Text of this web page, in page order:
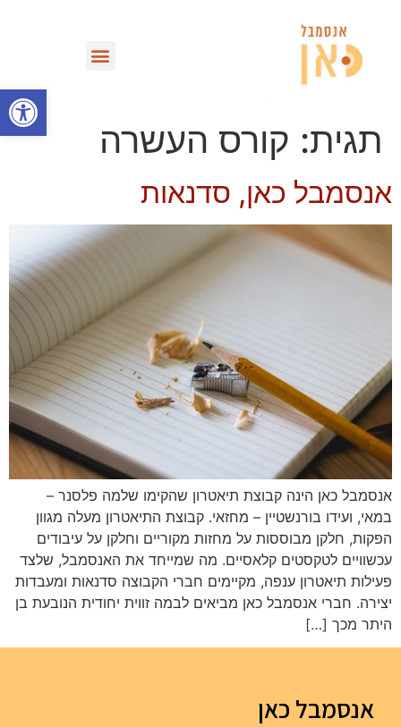
פתח
תגית: קורס העשרה
אנסמבל כאן, סדנאות
אנסמבל כאן הינה קבוצת תיאטרון שהקימו שלמה פלסנר –
במאי, ועידו בורנשטיין – מחזאי. קבוצת התיאטרון מעלה מגוון
הפקות, חלקן מבוססות על מחזות מקוריים וחלקן על עיבודים
עכשוויים לטקסטים קלאסיים. מה שמייחד את האנסמבל, שלצד
פעילות תיאטרון ענפה, מקיימים חברי הקבוצה סדנאות ומעבדות
יצירה. חברי אנסמבל כאן מביאים לבמה זווית יחודית הנובעת בן
היתר מכך […]
אנסמבל כאן